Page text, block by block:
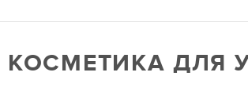
КОСМЕТИКА ДЛЯ